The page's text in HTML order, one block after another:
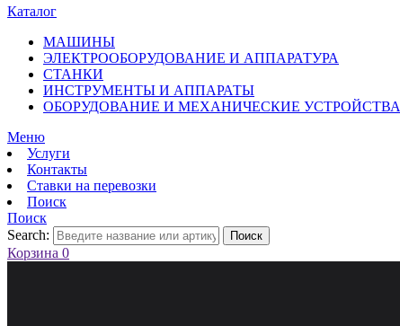
Каталог
МАШИНЫ
ЭЛЕКТРООБОРУДОВАНИЕ И АППАРАТУРА
СТАНКИ
ИНСТРУМЕНТЫ И АППАРАТЫ
ОБОРУДОВАНИЕ И МЕХАНИЧЕСКИЕ УСТРОЙСТВА
Меню
Услуги
Контакты
Ставки на перевозки
Поиск
Поиск
Search:
Поиск
Корзина 0